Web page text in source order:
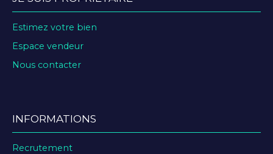
Estimez votre bien
Espace vendeur
Nous contacter
INFORMATIONS
Recrutement